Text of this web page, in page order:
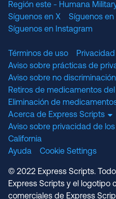
Región este - Humana
Síguenos en X
Síguenos en
Síguenos en Instagram
Términos de uso
Privacidad
Aviso sobre prácticas de
Aviso sobre no
Retiros de medicamentos
Eliminación de
Acerca de Express Scripts
Aviso sobre privacidad de
California
Ayuda
Cookie Settings
© 2022 Express Scripts.
Express Scripts y el logotipo
comerciales de Express